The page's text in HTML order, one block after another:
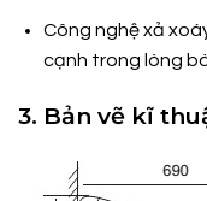
Công nghệ xả
cạnh trong lòng
3. Bản vẽ kĩ